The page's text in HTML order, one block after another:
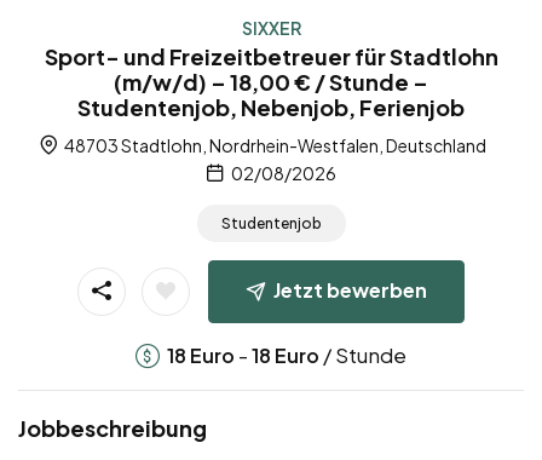
SIXXER
Sport- und Freizeitbetreuer für Stadtlohn
(m/w/d) – 18,00 € / Stunde –
Studentenjob, Nebenjob, Ferienjob
48703 Stadtlohn, Nordrhein-Westfalen, Deutschland
02/08/2026
Studentenjob
Jetzt bewerben
18 Euro -18 Euro / Stunde
Jobbeschreibung